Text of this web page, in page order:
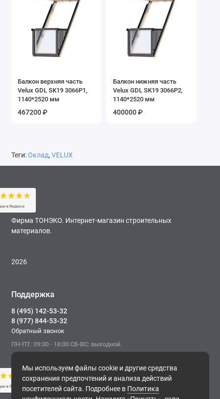
Балкон верхняя часть
Velux GDL SK19 3066P1,
1140*2520 мм
467200 ₽
Балкон нижняя часть
Velux GDL SK19 3066P2,
1140*2520 мм
400000 ₽
Теги:Оклад, VELUX
Мы используем файлы cookie и другие средства
сохранения предпочтений и анализа действий
посетителей сайта. Подробнее в Политика
Фирма ТОНЭКО. Интернет-магазин строительных
материалов.
2026
Поддержка
8 (495) 142-53-32
8 (977) 844-53-32
Обратный звонок
ПН-ПТ: 09:30 - 18:00 СБ-ВС: выходной